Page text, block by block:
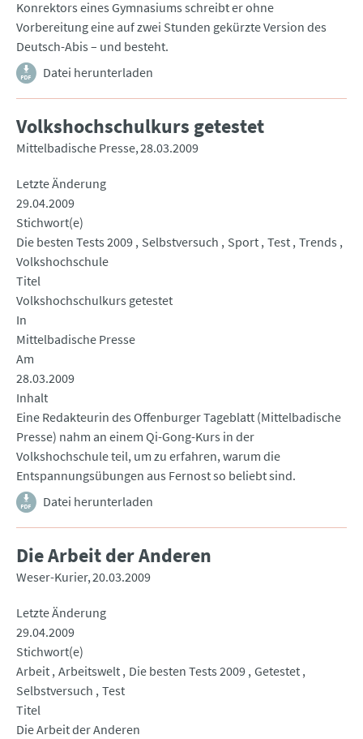
Konrektors eines Gymnasiums schreibt er ohne
Vorbereitung eine auf zwei Stunden gekürzte Version des
Deutsch-Abis – und besteht.
Datei herunterladen
Volkshochschulkurs getestet
Mittelbadische Presse 28.03.2009
Letzte Änderung
29.04.2009
Stichwort(e)
Die besten Tests 2009 Selbstversuch Sport Test Trends
Volkshochschule
Titel
Volkshochschulkurs getestet
In
Mittelbadische Presse
Am
28.03.2009
Inhalt
Eine Redakteurin des Offenburger Tageblatt (Mittelbadische
Presse) nahm an einem Qi-Gong-Kurs in der
Volkshochschule teil, um zu erfahren, warum die
Entspannungsübungen aus Fernost so beliebt sind.
Datei herunterladen
Die Arbeit der Anderen
Weser-Kurier 20.03.2009
Letzte Änderung
29.04.2009
Stichwort(e)
Arbeit Arbeitswelt Die besten Tests 2009 Getestet
Selbstversuch Test
Titel
Die Arbeit der Anderen